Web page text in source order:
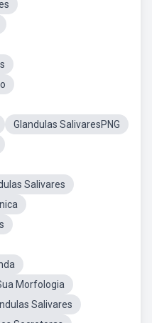
Glandulas SalivaresPNG
Salivares
Morfologia
Salivares